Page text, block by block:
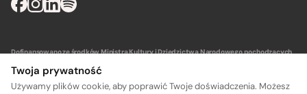
Dofinansowano ze środków Ministra Kultury i Dziedzictwa Narodowego pochodzących
Twoja prywatność
Używamy plików cookie, aby poprawić Twoje doświadczenia. Możesz